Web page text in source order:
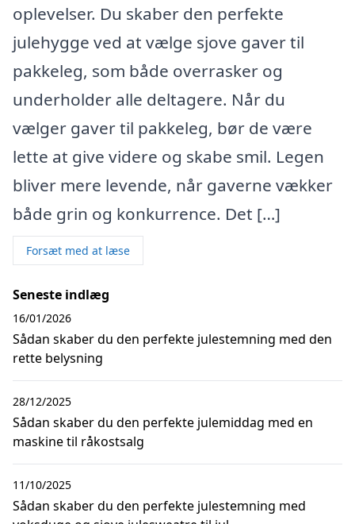
oplevelser. Du skaber den perfekte
julehygge ved at vælge sjove gaver til
pakkeleg, som både overrasker og
underholder alle deltagere. Når du
vælger gaver til pakkeleg, bør de være
lette at give videre og skabe smil. Legen
bliver mere levende, når gaverne vækker
både grin og konkurrence. Det […]
Forsæt med at læse
Seneste indlæg
Sådan skaber du den perfekte julestemning med den
rette belysning
16/01/2026
Sådan skaber du den perfekte julemiddag med en
maskine til råkostsalg
28/12/2025
Sådan skaber du den perfekte julestemning med
11/10/2025